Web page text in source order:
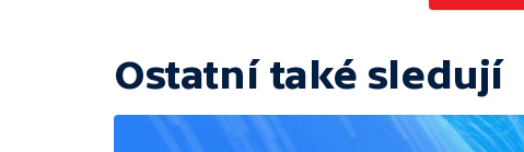
Ostatní také sledují